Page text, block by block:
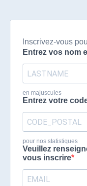
Inscrivez-vous
Entrez vos nom
en majuscules
Entrez votre
pour nos statistiques
Veuillez
vous inscrire